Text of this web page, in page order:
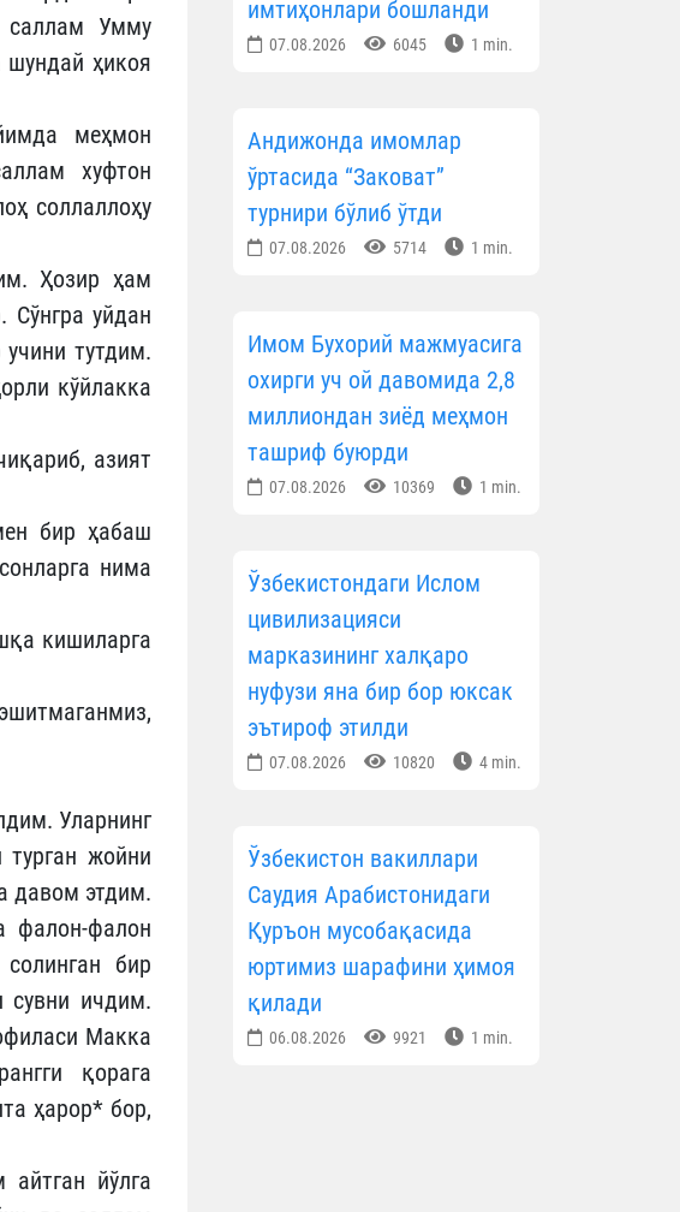
саллам Умму
шундай ҳикоя
меҳмон
хуфтон
соллаллоҳу
Ҳозир ҳам
уйдан
тутдим.
кўйлакка
азият
бир ҳабаш
нима
кишиларга
Уларнинг
жойни
давом этдим.
фалон-фалон
бир
сувни ичдим.
Макка
қорага
ҳарор* бор,
йўлга
имтиҳонлари бошланди
07.08.2026 6045 1 min.
Андижонда имомлар
ўртасида “Заковат”
турнири бўлиб ўтди
07.08.2026 5714 1 min.
Имом Бухорий мажмуасига
охирги уч ой давомида 2,8
миллиондан зиёд меҳмон
ташриф буюрди
07.08.2026 10369 1 min.
Ўзбекистондаги Ислом
цивилизацияси
марказининг халқаро
нуфузи яна бир бор юксак
эътироф этилди
07.08.2026 10820 4 min.
Ўзбекистон вакиллари
Саудия Арабистонидаги
Қуръон мусобақасида
юртимиз шарафини ҳимоя
қилади
06.08.2026 9921 1 min.